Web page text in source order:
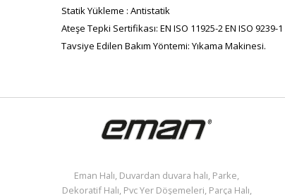
Statik Yükleme : Antistatik
Ateşe Tepki Sertifikası: EN ISO 11925-2 EN ISO 9239-1
Tavsiye Edilen Bakım Yöntemi: Yıkama Makinesi.
Eman Halı, Duvardan duvara halı, Parke,
Dekoratif Halı, Pvc Yer Döşemeleri, Parça Halı,